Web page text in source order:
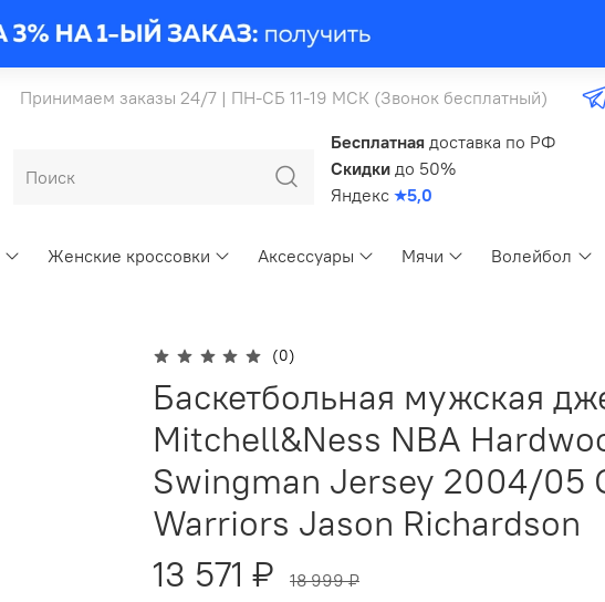
Принимаем заказы 24/7 | ПН-СБ 11-19 МСК (Звонок бесплатный)
Бесплатная доставка по РФ
Скидки до 50%
Яндекс ★5,0
Женские кроссовки Аксессуары Мячи
Волейбол
(0)
Баскетбольная мужская
Mitchell&Ness NBA
Swingman Jersey 2004/05
Warriors Jason Richardson
13 571 ₽
18 999 ₽